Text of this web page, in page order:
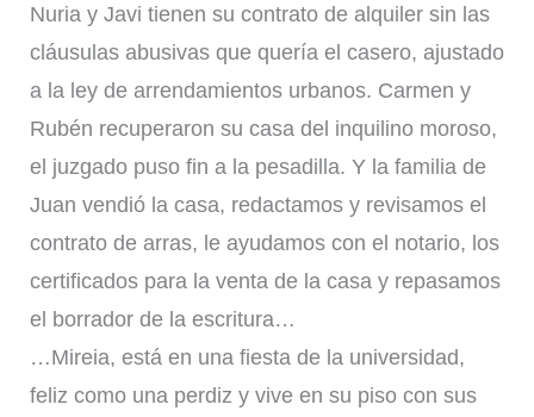
Nuria y Javi tienen su contrato de alquiler sin las
cláusulas abusivas que quería el casero, ajustado
a la ley de arrendamientos urbanos. Carmen y
Rubén recuperaron su casa del inquilino moroso,
el juzgado puso fin a la pesadilla. Y la familia de
Juan vendió la casa, redactamos y revisamos el
contrato de arras, le ayudamos con el notario, los
certificados para la venta de la casa y repasamos
el borrador de la escritura…
…Mireia, está en una fiesta de la universidad,
feliz como una perdiz y vive en su piso con sus